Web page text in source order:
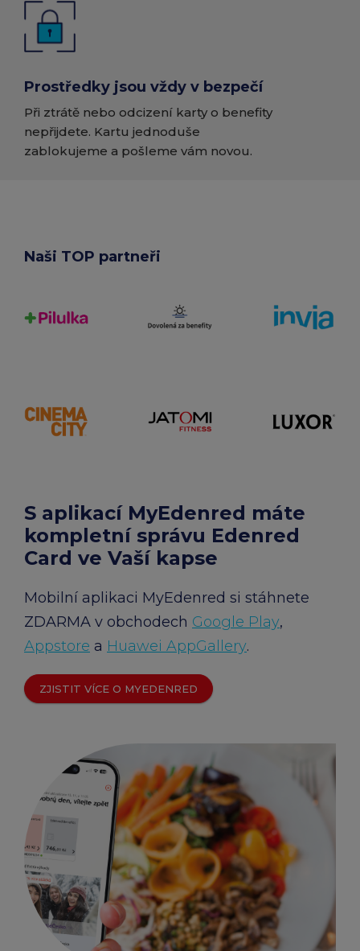
Prostředky jsou vždy v bezpečí
Při ztrátě nebo odcizení karty o benefity
nepřijdete. Kartu jednoduše
zablokujeme a pošleme vám novou.
Naši TOP partneři
S aplikací MyEdenred máte
kompletní správu Edenred
Card ve Vaší kapse
Mobilní aplikaci MyEdenred si stáhnete
ZDARMA v obchodech Google Play,
Appstore a Huawei AppGallery.
ZJISTIT VÍCE O MYEDENRED